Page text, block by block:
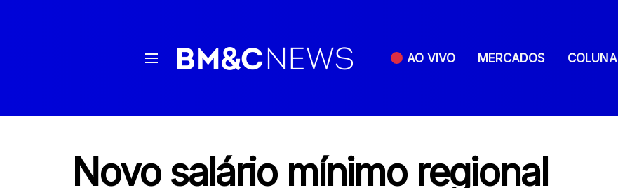
AO VIVO MERCADOS COLUNA
Novo salário mínimo regional